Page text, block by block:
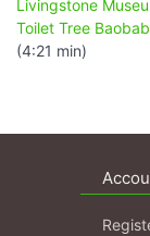
Livingstone
Toilet Tree Baobab
(4:21 min)